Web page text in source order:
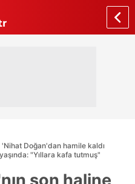
'Nihat Doğan'dan hamile kaldı
"Yıllara kafa tutmuş"